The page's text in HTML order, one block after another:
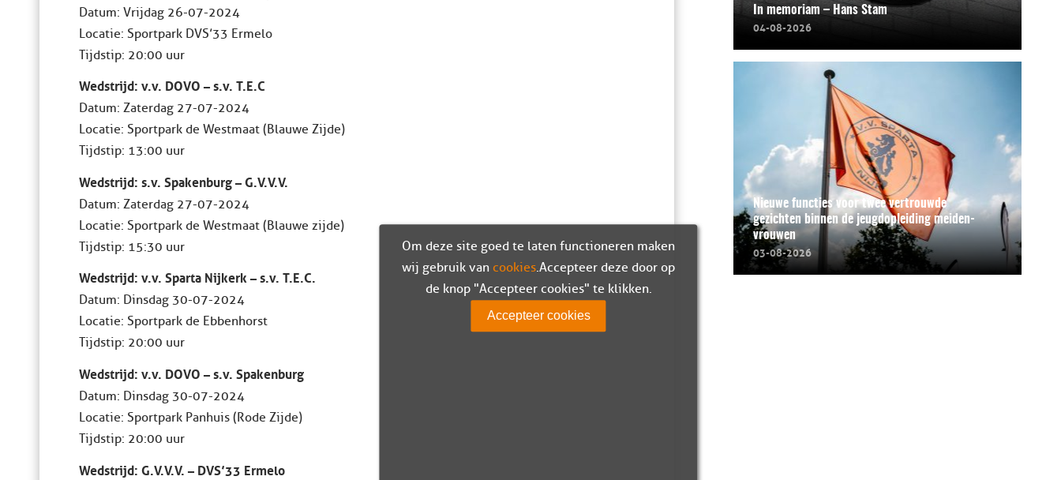
Datum: Vrijdag 26-07-2024
Locatie: Sportpark DVS’33 Ermelo
Tijdstip: 20:00 uur
Wedstrijd: v.v. DOVO – s.v. T.E.C
Datum: Zaterdag 27-07-2024
Locatie: Sportpark de Westmaat (Blauwe Zijde)
Tijdstip: 13:00 uur
Wedstrijd: s.v. Spakenburg – G.V.V.V.
Datum: Zaterdag 27-07-2024
Locatie: Sportpark de Westmaat (Blauwe zijde)
Tijdstip: 15:30 uur
Wedstrijd: v.v. Sparta Nijkerk – s.v. T.E.C.
Datum: Dinsdag 30-07-2024
Locatie: Sportpark de Ebbenhorst
Tijdstip: 20:00 uur
Wedstrijd: v.v. DOVO – s.v. Spakenburg
Datum: Dinsdag 30-07-2024
Locatie: Sportpark Panhuis (Rode Zijde)
Tijdstip: 20:00 uur
Wedstrijd: G.V.V.V. – DVS’33 Ermelo
In memoriam – Hans Stam
04-08-2026
Nieuwe functies voor twee vertrouwde
gezichten binnen de jeugdopleiding meiden-
vrouwen
03-08-2026
Om deze site goed te laten functioneren maken
wij gebruik van cookies. Accepteer deze door op
de knop "Accepteer cookies" te klikken.
Accepteer cookies